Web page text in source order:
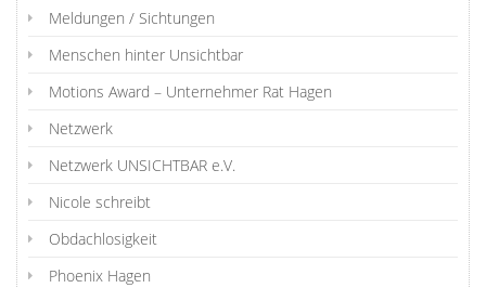
Meldungen / Sichtungen
Menschen hinter Unsichtbar
Motions Award – Unternehmer Rat Hagen
Netzwerk
Netzwerk UNSICHTBAR e.V.
Nicole schreibt
Obdachlosigkeit
Phoenix Hagen